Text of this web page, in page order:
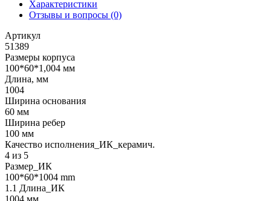
Характеристики
Отзывы и вопросы (0)
Артикул
51389
Размеры корпуса
100*60*1,004 мм
Длина, мм
1004
Ширина основания
60 мм
Ширина ребер
100 мм
Качество исполнения_ИК_керамич.
4 из 5
Размер_ИК
100*60*1004 mm
1.1 Длина_ИК
1004 мм